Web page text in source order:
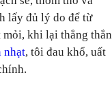
lấy đủ lý do để từ
khi lại thẳng thắn
nhạt, tôi đau khổ, uất